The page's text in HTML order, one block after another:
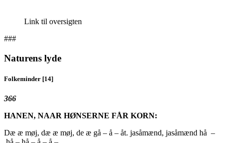
Link til oversigten
###
Naturens lyde
Folkeminder [14]
366
HANEN, NAAR HØNSERNE FÅR KORN:
Dæ æ møj, dæ æ møj, de æ gå – å – åt. jasåmænd, jasåmænd hå –